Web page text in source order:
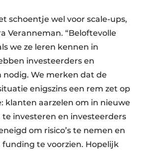
schoentje wel voor scale-ups,
Veranneman. “Beloftevolle
we ze leren kennen in
investeerders en
We merken dat de
enigszins een rem zet op
klanten aarzelen om in nieuwe
investeren en investeerders
om risico’s te nemen en
funding te voorzien. Hopelijk